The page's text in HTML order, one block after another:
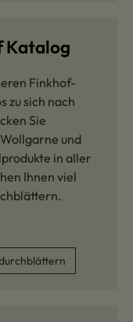
Katalog
Finkhof-
zu sich nach
Sie
und
in aller
Ihnen viel